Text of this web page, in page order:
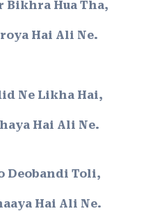
Bikhra Hua Tha,
Hai Ali Ne.
Ne Likha Hai,
Hai Ali Ne.
Deobandi Toli,
Hai Ali Ne.